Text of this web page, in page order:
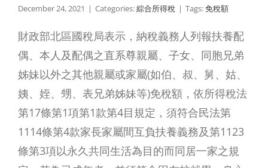
December 24, 2021 | Categories:綜合所得稅 | Tags:免稅額
財政部北區國稅局表示，納稅義務人列報扶養配
偶、本人及配偶之直系尊親屬、子女、同胞兄弟
姊妹以外之其他親屬或家屬(如伯、叔、舅、姑、
姨、姪、甥、表兄弟姊妹等)免稅額，依所得稅法
第17條第1項第1款第4目規定，須符合民法第
1114條第4款家長家屬間互負扶養義務及第1123
條第3項以永久共同生活為目的而同居一家之規